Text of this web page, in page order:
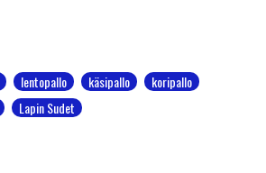
lentopallo käsipallo
koripallo
Lapin Sudet